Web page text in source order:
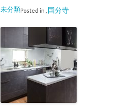
Posted in
未分類 国分寺